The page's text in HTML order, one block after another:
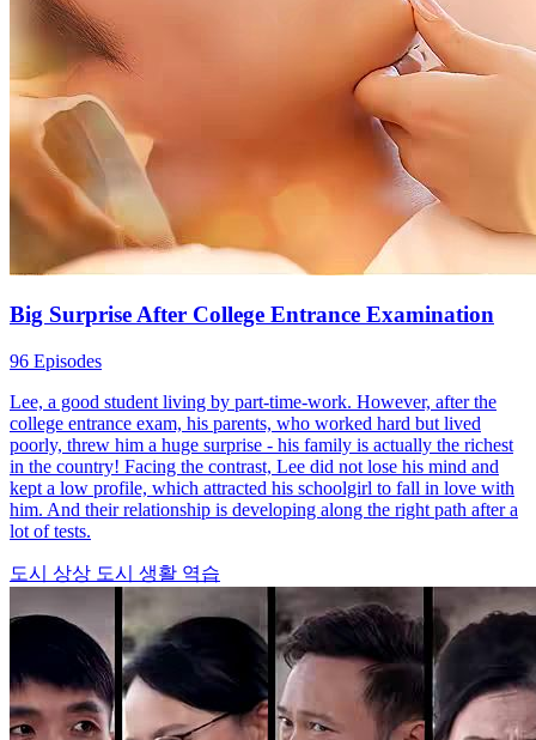
Big Surprise After College Entrance Examination
96 Episodes
Lee, a good student living by part-time-work. However, after the
college entrance exam, his parents, who worked hard but lived
poorly, threw him a huge surprise - his family is actually the richest
in the country! Facing the contrast, Lee did not lose his mind and
kept a low profile, which attracted his schoolgirl to fall in love with
him. And their relationship is developing along the right path after a
lot of tests.
도시 상상 도시 생활 역습